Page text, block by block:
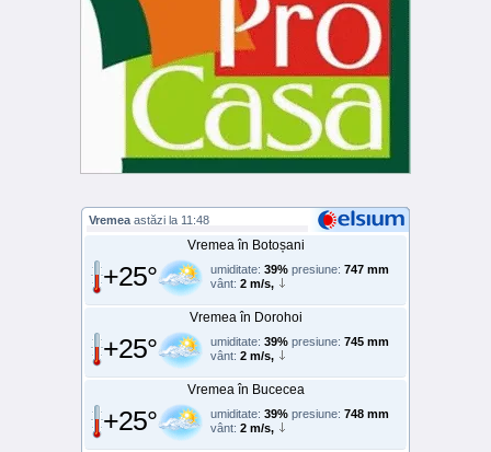
Vremea astăzi la 11:48
Vremea în Botoșani
+25° umiditate: 39% presiune: 747 mm
vânt: 2 m/s,
Vremea în Dorohoi
+25° umiditate: 39% presiune: 745 mm
vânt: 2 m/s,
Vremea în Bucecea
+25° umiditate: 39% presiune: 748 mm
vânt: 2 m/s,